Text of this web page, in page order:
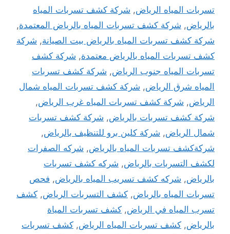
تسربات المياه الرياض, شركة كشف تسربات المياه
بالرياض, شركة كشف تسربات المياه بالرياض المعتمدة,
شركة كشف تسربات المياه بالرياض بيت الصيانة, شركة
كشف تسربات المياه بالرياض معتمدة, شركة كشف
تسربات المياه جنوب الرياض, شركة كشف تسربات
المياه شرق الرياض, شركة كشف تسربات المياه شمال
الرياض, شركة كشف تسربات المياه غرب الرياض,
شركة كشف تسربات بالرياض, شركة كشف تسربات
شمال الرياض, شركة كلين برو للتنظيف بالرياض,
شركةكشف تسربات المياه بالرياض, شركه الصفرات
لكشف التسربات بالرياض, شركه كشف تسربات
بالرياض, شركه كشف تسريب المياه بالرياض, فحص
تسربات المياه بالرياض, كشف التسربات الرياض, كشف
تسرب المياه في الرياض, كشف تسربات المياة
بالرياض, كشف تسربات المياه الرياض, كشف تسربات